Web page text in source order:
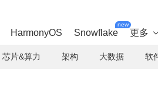
HarmonyOS Snowflake
new
更多 
芯片&算力 架构 大数据 软